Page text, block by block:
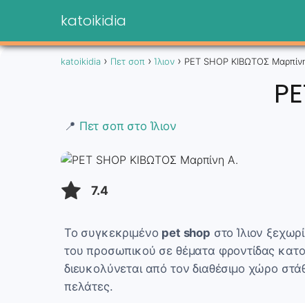
katoikidia
katoikidia Πετ σοπ Ίλιον PET SHOP ΚΙΒΩΤΟΣ
📍 Πετ σοπ στο Ίλιον
7.4
Το συγκεκριμένο pet shop στο Ίλιον
του προσωπικού σε θέματα φροντίδας
διευκολύνεται από τον διαθέσιμο χώρο
πελάτες.